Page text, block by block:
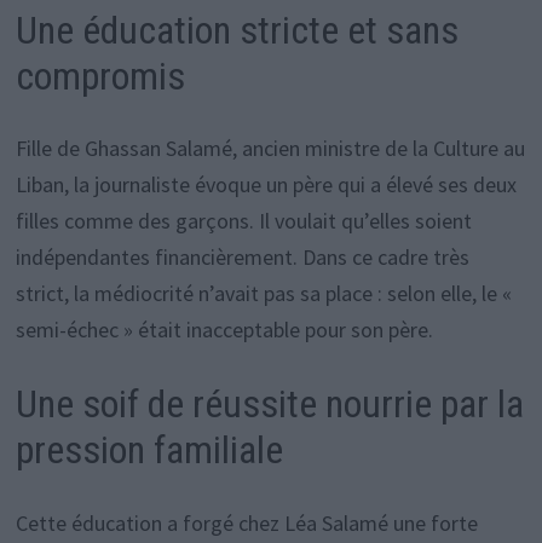
Une éducation stricte et sans
compromis
Fille de Ghassan Salamé, ancien ministre de la Culture au
Liban, la journaliste évoque un père qui a élevé ses deux
filles comme des garçons. Il voulait qu’elles soient
indépendantes financièrement. Dans ce cadre très
strict, la médiocrité n’avait pas sa place : selon elle, le «
semi-échec » était inacceptable pour son père.
Une soif de réussite nourrie par la
pression familiale
Cette éducation a forgé chez Léa Salamé une forte